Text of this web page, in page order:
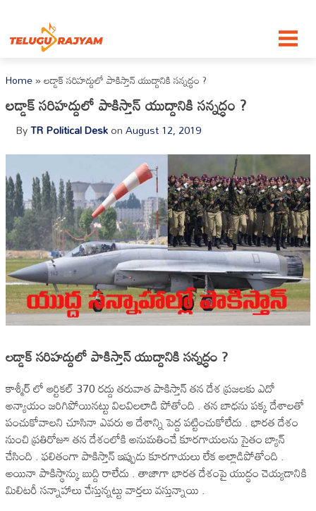
Home»లడ్డాక్ సరిహద్దులో పాకిస్తాన్ యుద్దానికి సన్నద్ధం ?
లడ్డాక్ సరిహద్దులో పాకిస్తాన్ యుద్దానికి సన్నద్ధం ?
ByTR Political DeskonAugust 12, 2019
లడ్డాక్ సరిహద్దులో పాకిస్తాన్ యుద్దానికి సన్నద్ధం ?
కాశ్మీర్ లో ఆర్టికల్ 370 రద్దు తరువాత పాకిస్తాన్ తన దేశ ప్రజలకు ఎదో
అన్యాయం జరిగిపోయినట్టు విలవిలలాడి పోతోంది . తన బాధను పక్క దేశాలతో
పంచుకోవాలని చూసినా ఎవరు ఆ దేశాన్ని పెద్ద పట్టించుకోలేదు . భారత దేశం
నుంచి ప్రతిరోజూ తన దేశంలోకి అనుమతించే కూరగాయలను సైతం బ్యాన్
చేసింది . ఫలితంగా పాకిస్తాన్ ఇప్పుడు కూరగాయలు లేక అల్లాడిపోతోంది .
అయినా పాకిస్థాన్కు బుద్ది రాలేదు . తాజాగా భారత దేశంపై యుద్ధం చెయ్యడానికి
మిలిటరీ సన్నాహాలు చేస్తున్నట్టు వార్తలు వస్తున్నాయి .